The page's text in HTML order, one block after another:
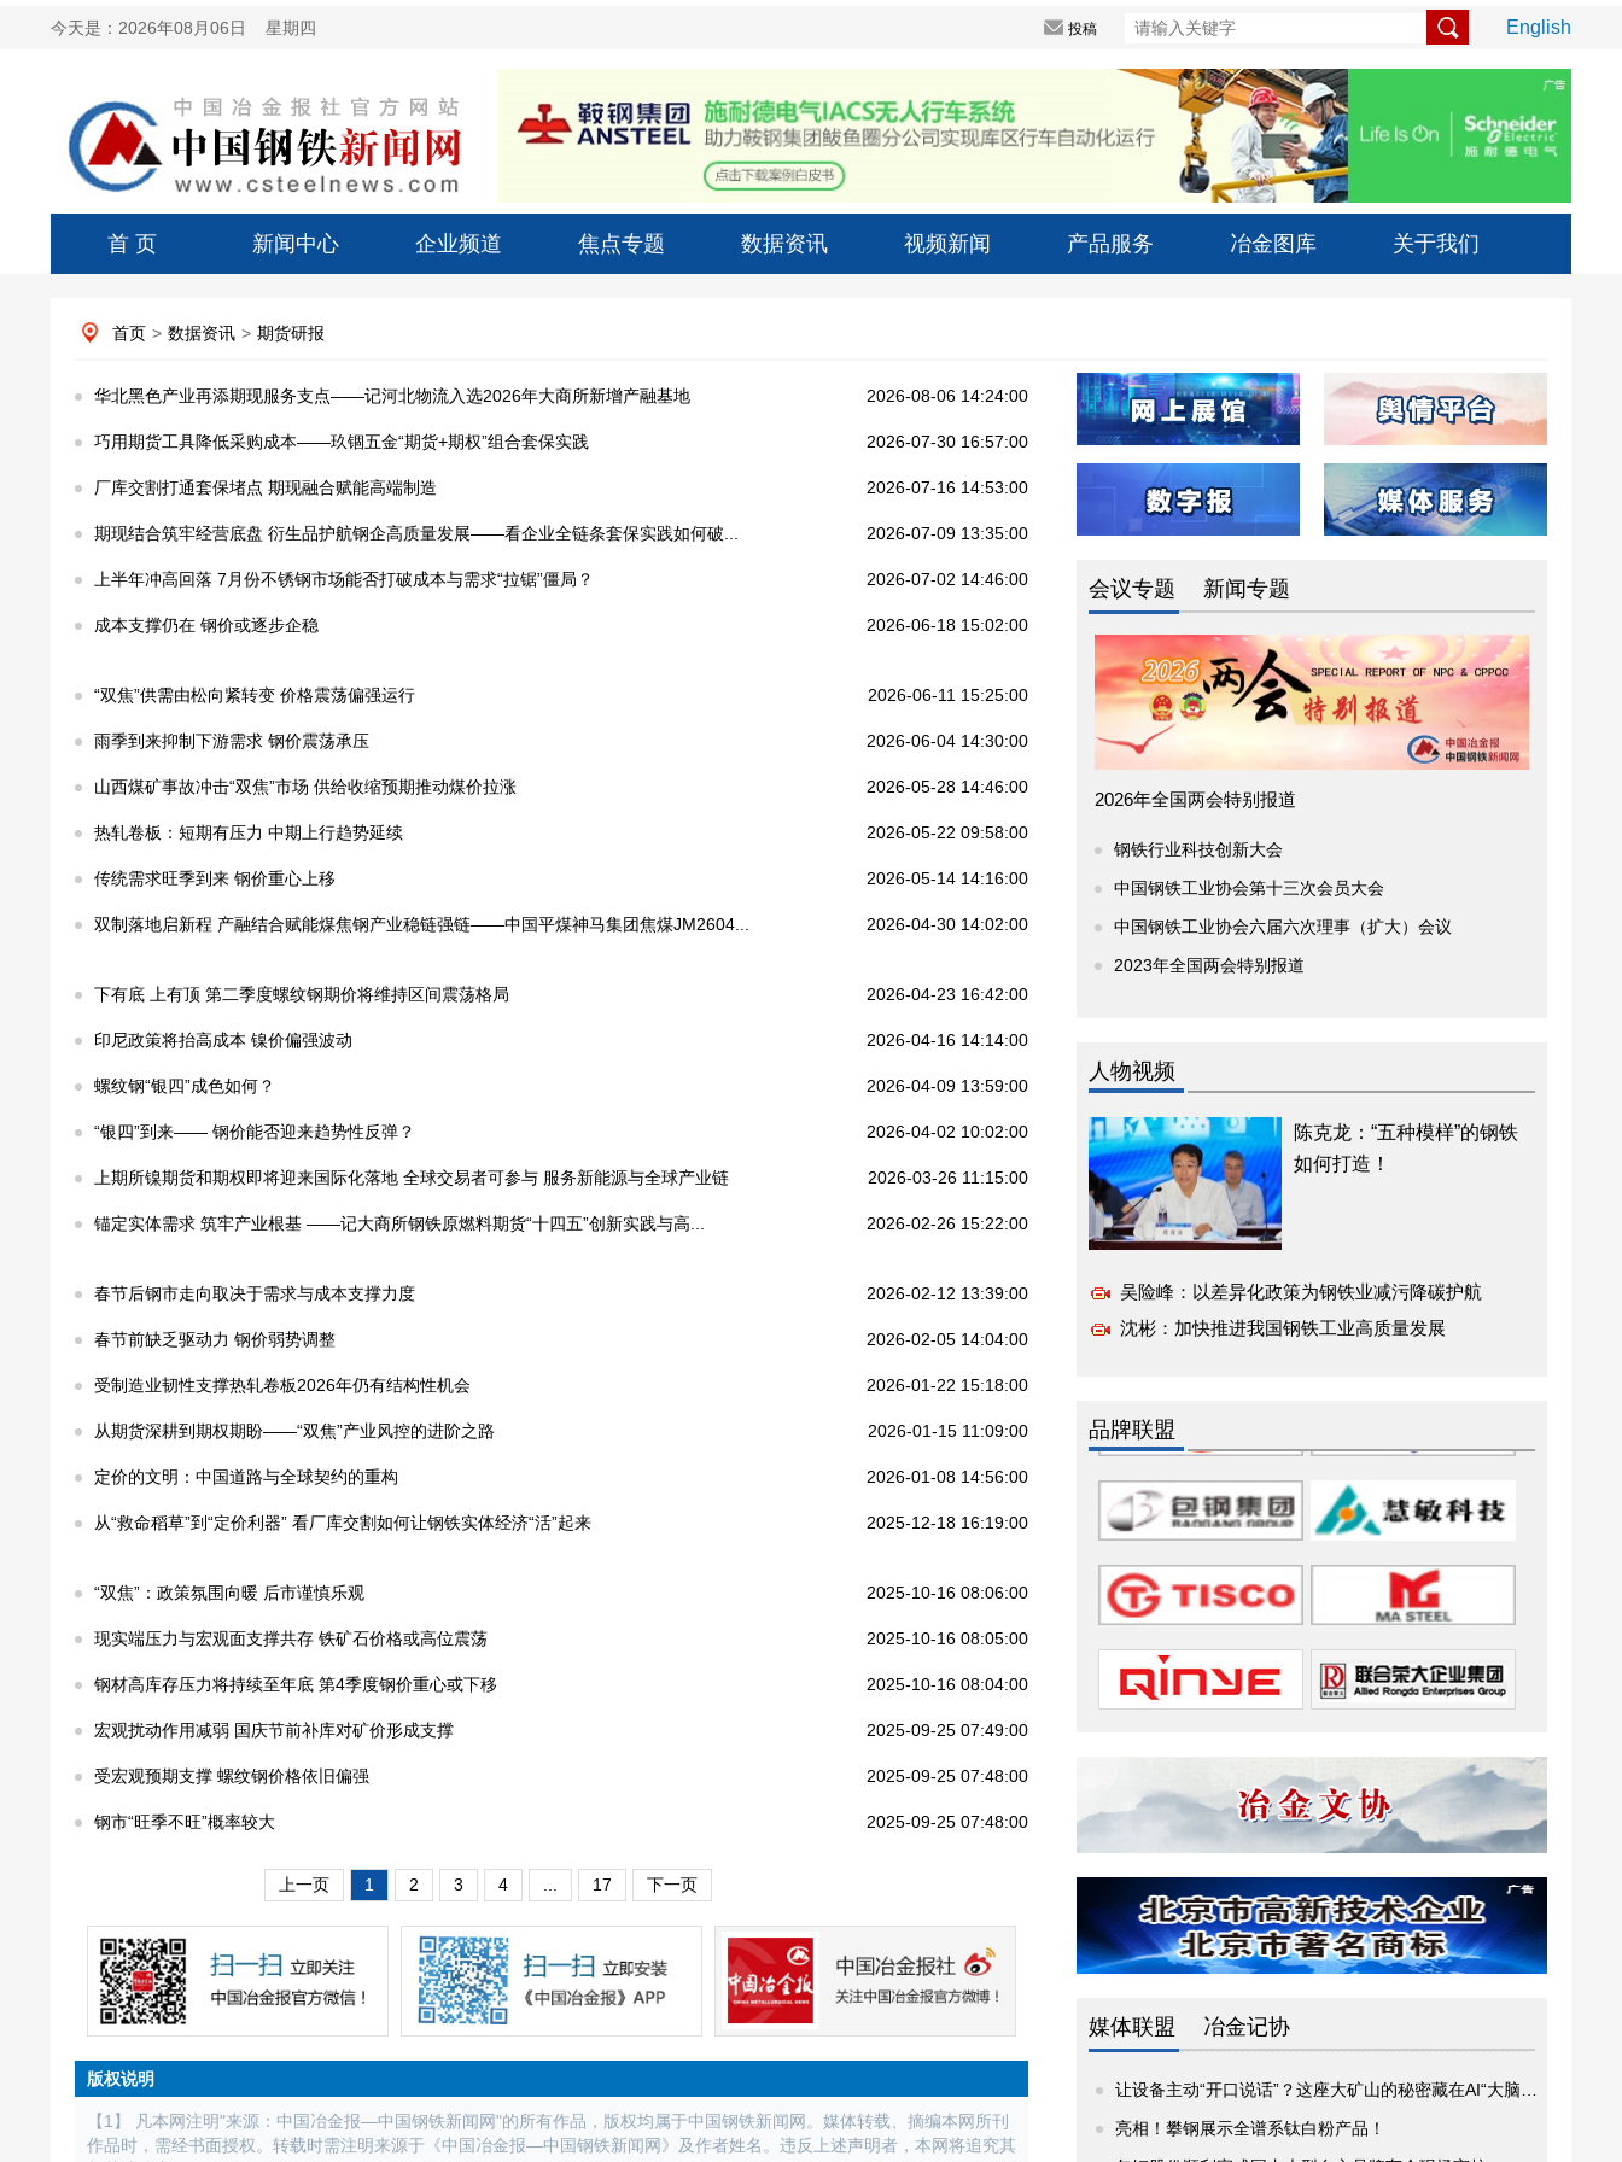
今天是： 2026年08月06日 星期四 投稿 English
首 页 新闻中心 企业频道 焦点专题 数据资讯 视频新闻 产品服务 冶金图库 关于我们
首页 > 数据资讯 > 期货研报
华北黑色产业再添期现服务支点——记河北物流入选2026年大商所新增产融基地 2026-08-06 14:24:00
巧用期货工具降低采购成本——玖锢五金“期货+期权”组合套保实践 2026-07-30 16:57:00
厂库交割打通套保堵点 期现融合赋能高端制造 2026-07-16 14:53:00
期现结合筑牢经营底盘 衍生品护航钢企高质量发展——看企业全链条套保实践如何破... 2026-07-09 13:35:00
上半年冲高回落 7月份不锈钢市场能否打破成本与需求“拉锯”僵局？ 2026-07-02 14:46:00
成本支撑仍在 钢价或逐步企稳 2026-06-18 15:02:00
“双焦”供需由松向紧转变 价格震荡偏强运行 2026-06-11 15:25:00
雨季到来抑制下游需求 钢价震荡承压 2026-06-04 14:30:00
山西煤矿事故冲击“双焦”市场 供给收缩预期推动煤价拉涨 2026-05-28 14:46:00
热轧卷板：短期有压力 中期上行趋势延续 2026-05-22 09:58:00
传统需求旺季到来 钢价重心上移 2026-05-14 14:16:00
双制落地启新程 产融结合赋能煤焦钢产业稳链强链——中国平煤神马集团焦煤JM2604... 2026-04-30 14:02:00
下有底 上有顶 第二季度螺纹钢期价将维持区间震荡格局 2026-04-23 16:42:00
印尼政策将抬高成本 镍价偏强波动 2026-04-16 14:14:00
螺纹钢“银四”成色如何？ 2026-04-09 13:59:00
“银四”到来—— 钢价能否迎来趋势性反弹？ 2026-04-02 10:02:00
上期所镍期货和期权即将迎来国际化落地 全球交易者可参与 服务新能源与全球产业链 2026-03-26 11:15:00
锚定实体需求 筑牢产业根基 ——记大商所钢铁原燃料期货“十四五”创新实践与高... 2026-02-26 15:22:00
春节后钢市走向取决于需求与成本支撑力度 2026-02-12 13:39:00
春节前缺乏驱动力 钢价弱势调整 2026-02-05 14:04:00
受制造业韧性支撑热轧卷板2026年仍有结构性机会 2026-01-22 15:18:00
从期货深耕到期权期盼——“双焦”产业风控的进阶之路 2026-01-15 11:09:00
定价的文明：中国道路与全球契约的重构 2026-01-08 14:56:00
从“救命稻草”到“定价利器” 看厂库交割如何让钢铁实体经济“活”起来 2025-12-18 16:19:00
“双焦”：政策氛围向暖 后市谨慎乐观 2025-10-16 08:06:00
现实端压力与宏观面支撑共存 铁矿石价格或高位震荡 2025-10-16 08:05:00
钢材高库存压力将持续至年底 第4季度钢价重心或下移 2025-10-16 08:04:00
宏观扰动作用减弱 国庆节前补库对矿价形成支撑 2025-09-25 07:49:00
受宏观预期支撑 螺纹钢价格依旧偏强 2025-09-25 07:48:00
钢市“旺季不旺”概率较大 2025-09-25 07:48:00
上一页 1 2 3 4 17 下一页
版权说明
【1】 凡本网注明"来源：中国冶金报—中国钢铁新闻网"的所有作品，版权均属于中国钢铁新闻网。媒体转载、摘编本网所刊
作品时，需经书面授权。转载时需注明来源于《中国冶金报—中国钢铁新闻网》及作者姓名。违反上述声明者，本网将追究其
会议专题 新闻专题
2026年全国两会特别报道
钢铁行业科技创新大会
中国钢铁工业协会第十三次会员大会
中国钢铁工业协会六届六次理事（扩大）会议
2023年全国两会特别报道
人物视频
陈克龙：“五种模样”的钢铁
如何打造！
吴险峰：以差异化政策为钢铁业减污降碳护航
沈彬：加快推进我国钢铁工业高质量发展
品牌联盟
媒体联盟 冶金记协
让设备主动“开口说话”？这座大矿山的秘密藏在AI“大脑”里
亮相！攀钢展示全谱系钛白粉产品！